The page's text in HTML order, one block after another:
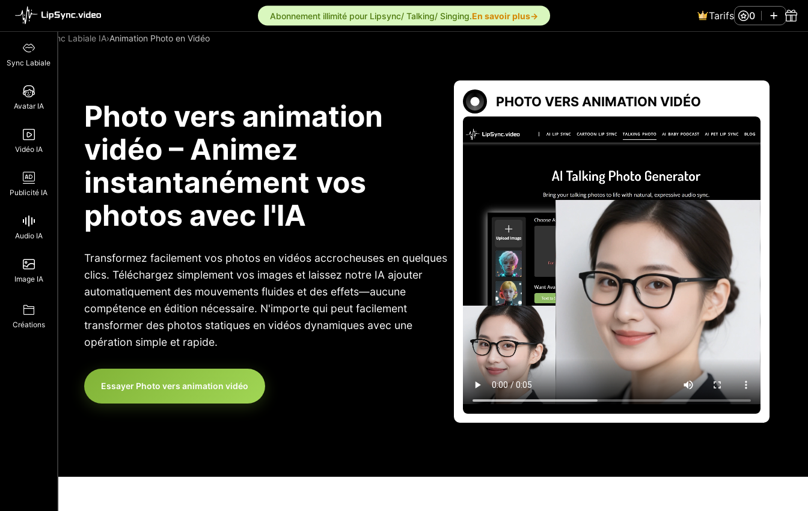
Abonnement illimité pour Lipsync/ Talking/ Singing.En savoir plus→ Tarifs 0
Sync Labiale
Avatar IA
Vidéo IA
Publicité IA
Audio IA
Image IA
Créations
Sync Labiale IA›Animation Photo en Vidéo
Photo vers animation
vidéo – Animez
instantanément vos
photos avec l'IA
Transformez facilement vos photos en vidéos accrocheuses en quelques
clics. Téléchargez simplement vos images et laissez notre IA ajouter
automatiquement des mouvements fluides et des effets—aucune
compétence en édition nécessaire. N'importe qui peut facilement
transformer des photos statiques en vidéos dynamiques avec une
opération simple et rapide.
Essayer Photo vers animation vidéo
PHOTO VERS ANIMATION VIDÉO